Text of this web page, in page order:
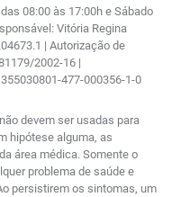
08:00 às 17:00h e Sábado
Vitória Regina
| Autorização de
2002-16 |
477-000356-1-0
devem ser usadas para
hipótese alguma, as
área médica. Somente o
problema de saúde e
persistirem os sintomas, um